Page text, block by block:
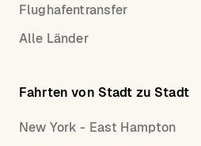
Flughafentransfer
Alle Länder
Fahrten von Stadt zu Stadt
New York - East Hampton